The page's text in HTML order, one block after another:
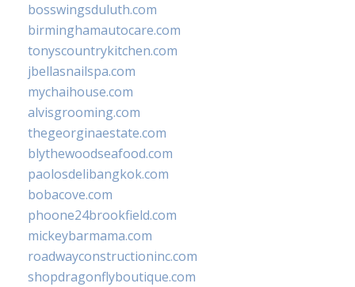
bosswingsduluth.com
birminghamautocare.com
tonyscountrykitchen.com
jbellasnailspa.com
mychaihouse.com
alvisgrooming.com
thegeorginaestate.com
blythewoodseafood.com
paolosdelibangkok.com
bobacove.com
phoone24brookfield.com
mickeybarmama.com
roadwayconstructioninc.com
shopdragonflyboutique.com